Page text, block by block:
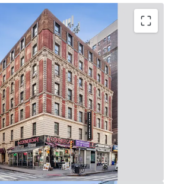
Value-Add Opportunity
Mixed-Use Elevator Building: (60
Stores / 8,000 SF of Ground Floor
& West 94th Street)
to Control 219’ of Wrap-Around,
Frontage: (73’ on Broadway / 146’ on
Through Unit Renovations, Lobby
Upgrades & Addition of Tenant